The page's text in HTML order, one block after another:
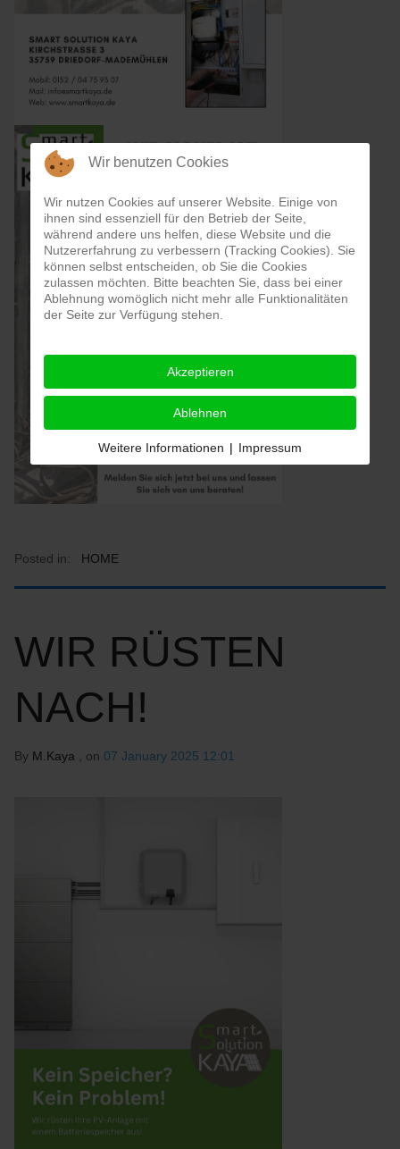
Posted in: HOME
WIR RÜSTEN
NACH!
By M.Kaya , on 07 January 2025 12:01
Wir benutzen Cookies
Wir nutzen Cookies auf unserer Website. Einige von
ihnen sind essenziell für den Betrieb der Seite,
während andere uns helfen, diese Website und die
Nutzererfahrung zu verbessern (Tracking Cookies). Sie
können selbst entscheiden, ob Sie die Cookies
zulassen möchten. Bitte beachten Sie, dass bei einer
Ablehnung womöglich nicht mehr alle Funktionalitäten
der Seite zur Verfügung stehen.
Akzeptieren
Ablehnen
Weitere Informationen | Impressum